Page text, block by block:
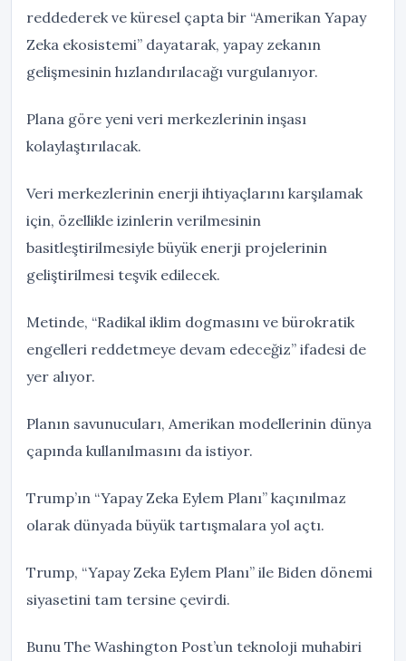
reddederek ve küresel çapta bir “Amerikan Yapay
Zeka ekosistemi” dayatarak, yapay zekanın
gelişmesinin hızlandırılacağı vurgulanıyor.
Plana göre yeni veri merkezlerinin inşası
kolaylaştırılacak.
Veri merkezlerinin enerji ihtiyaçlarını karşılamak
için, özellikle izinlerin verilmesinin
basitleştirilmesiyle büyük enerji projelerinin
geliştirilmesi teşvik edilecek.
Metinde, “Radikal iklim dogmasını ve bürokratik
engelleri reddetmeye devam edeceğiz” ifadesi de
yer alıyor.
Planın savunucuları, Amerikan modellerinin dünya
çapında kullanılmasını da istiyor.
Trump’ın “Yapay Zeka Eylem Planı” kaçınılmaz
olarak dünyada büyük tartışmalara yol açtı.
Trump, “Yapay Zeka Eylem Planı” ile Biden dönemi
siyasetini tam tersine çevirdi.
Bunu The Washington Post’un teknoloji muhabiri